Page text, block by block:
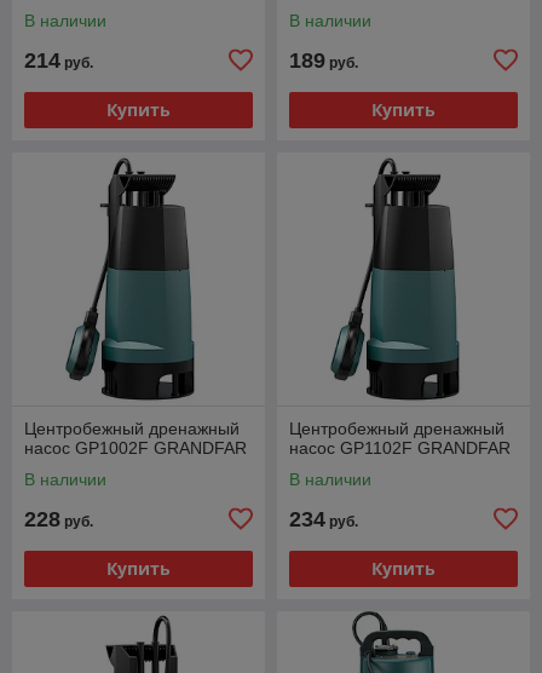
В наличии
214 руб.
Купить
В наличии
189 руб.
Купить
Центробежный дренажный
насос GP1002F GRANDFAR
В наличии
228 руб.
Купить
Центробежный дренажный
насос GP1102F GRANDFAR
В наличии
234 руб.
Купить